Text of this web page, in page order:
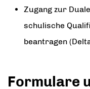
Zugang zur
schulische
beantragen
Formulare